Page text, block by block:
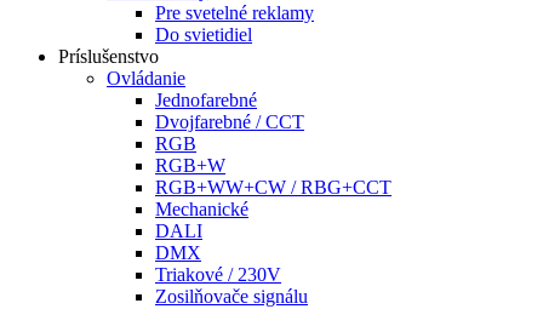
Pre svetelné reklamy
Do svietidiel
Príslušenstvo
Ovládanie
Jednofarebné
Dvojfarebné / CCT
RGB
RGB+W
RGB+WW+CW / RBG+CCT
Mechanické
DALI
DMX
Triakové / 230V
Zosilňovače signálu